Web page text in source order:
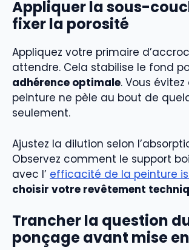
Appliquer la sous-
fixer la porosité
Appliquez votre primaire
attendre. Cela stabilise le fond
adhérence optimale. Vous
peinture ne pèle au bout de
seulement.
Ajustez la dilution selon
Observez comment le support
avec l’ efficacité de la peinture
choisir votre revêtement
Trancher la question
ponçage avant mise